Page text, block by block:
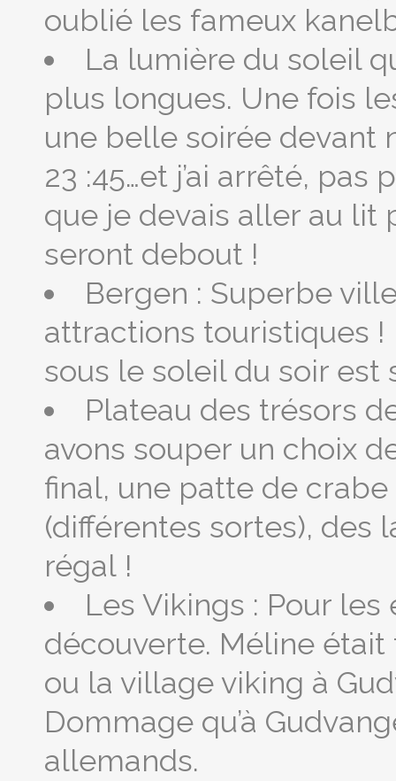
oublié les fameux
La lumière du soleil
plus longues. Une fois
une belle soirée devant
23 :45…et j’ai arrêté,
que je devais aller au lit
seront debout !
Bergen : Superbe
attractions touristiques
sous le soleil du soir est
Plateau des trésors
avons souper un choix
final, une patte de
(différentes sortes), des
régal !
Les Vikings : Pour
découverte. Méline était
ou la village viking à
Dommage qu’à
allemands.